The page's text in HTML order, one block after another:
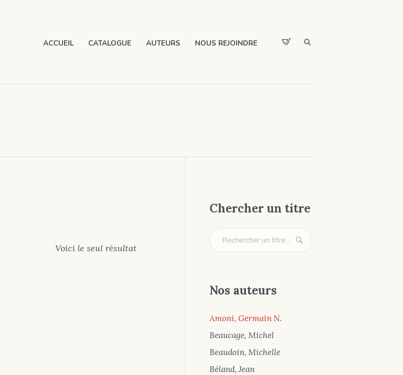
ACCUEIL CATALOGUE AUTEURS NOUS REJOINDRE
Voici le seul résultat
Chercher un titre
Nos auteurs
Amoni, Germain N.
Beaucage, Michel
Beaudoin, Michelle
Béland, Jean